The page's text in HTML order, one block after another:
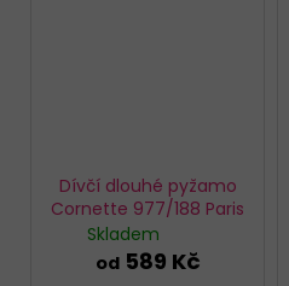
Dívčí dlouhé pyžamo
Cornette 977/188 Paris
Skladem
od589 Kč